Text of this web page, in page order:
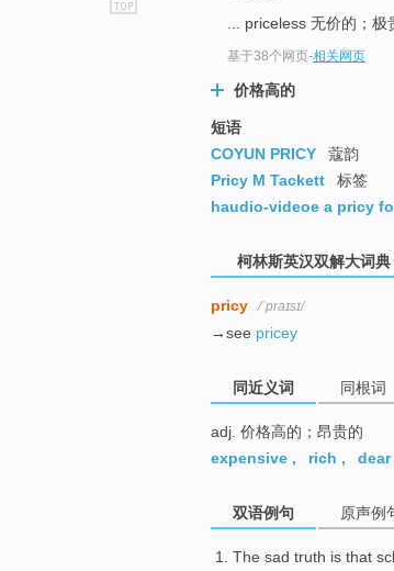
... priceless 无价的；
基于38个网页-相关网页
价格高的
短语
COYUN PRICY
蔻韵
Pricy M Tackett
标签
haudio-videoe a pricy
柯林斯英汉双解大词典
pricy /ˈpraɪsɪ/
→see pricey
同近义词 同根词
adj. 价格高的；昂贵的
expensive , rich , dear
双语例句 原声例
The sad truth is that